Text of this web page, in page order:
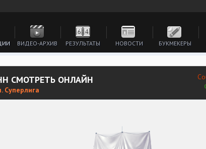
ВИДЕО-АРХИВ РЕЗУЛЬТАТЫ НОВОСТИ БУКМЕКЕРЫ
СМОТРЕТЬ ОНЛАЙН
Суперлига